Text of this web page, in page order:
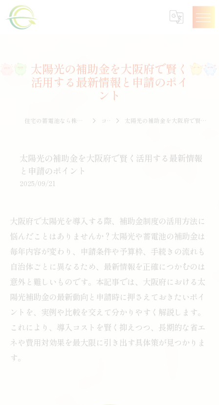
太陽光の補助金を大阪府で賢く
活用する最新情報と申請のポイ
ント
住宅の蓄電池なら株式会社エナジークオリティー コラム 太陽光の補助金を大阪府で賢く活用する最新情報と申請のポイント
太陽光の補助金を大阪府で賢く活用する最新情報
と申請のポイント
2025/09/21
大阪府で太陽光を導入する際、補助金制度の活用方法に
悩んだことはありませんか？太陽光や蓄電池の補助金は
毎年内容が変わり、申請条件や予算枠、手続きの流れも
自治体ごとに異なるため、最新情報を正確につかむのは
意外と難しいものです。本記事では、大阪府における太
陽光補助金の最新動向と申請時に押さえておきたいポイ
ントを、実例や比較を交えて分かりやすく解説します。
これにより、導入コストを賢く抑えつつ、長期的な省エ
ネや費用対効果を最大限に引き出す具体策が見つかりま
す。